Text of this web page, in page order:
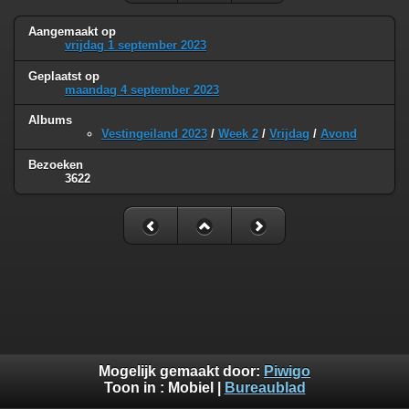
Aangemaakt op
vrijdag 1 september 2023
Geplaatst op
maandag 4 september 2023
Albums
Vestingeiland 2023 / Week 2 / Vrijdag / Avond
Bezoeken
3622
Mogelijk gemaakt door: Piwigo
Toon in : Mobiel Bureaublad